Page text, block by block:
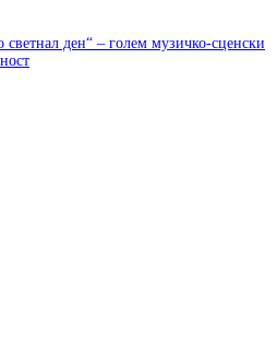
ден“ – голем музичко-сценски